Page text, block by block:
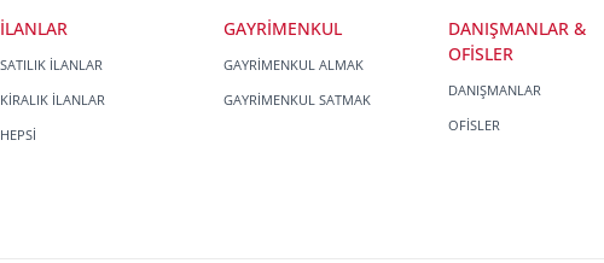
İLANLAR
SATILIK İLANLAR
KİRALIK İLANLAR
HEPSİ
GAYRİMENKUL
GAYRİMENKUL ALMAK
GAYRİMENKUL SATMAK
DANIŞMANLAR &
OFİSLER
DANIŞMANLAR
OFİSLER